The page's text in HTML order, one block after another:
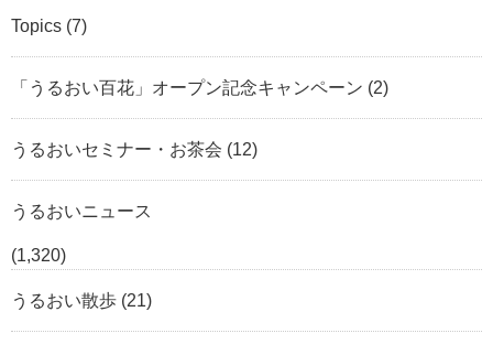
Topics (7)
「うるおい百花」オープン記念キャンペーン (2)
うるおいセミナー・お茶会 (12)
うるおいニュース
(1,320)
うるおい散歩 (21)